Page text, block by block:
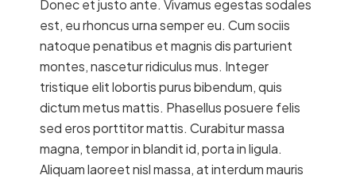
Donec et justo ante. Vivamus egestas sodales
est, eu rhoncus urna semper eu. Cum sociis
natoque penatibus et magnis dis parturient
montes, nascetur ridiculus mus. Integer
tristique elit lobortis purus bibendum, quis
dictum metus mattis. Phasellus posuere felis
sed eros porttitor mattis. Curabitur massa
magna, tempor in blandit id, porta in ligula.
Aliquam laoreet nisl massa, at interdum mauris